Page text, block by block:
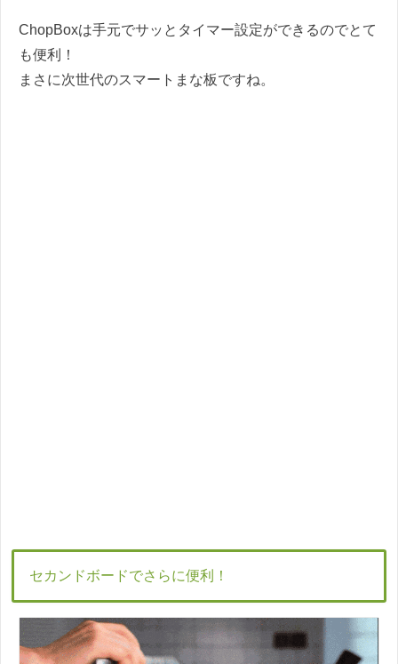
ChopBoxは手元でサッとタイマー設定ができるのでとて
も便利！
まさに次世代のスマートまな板ですね。
セカンドボードでさらに便利！